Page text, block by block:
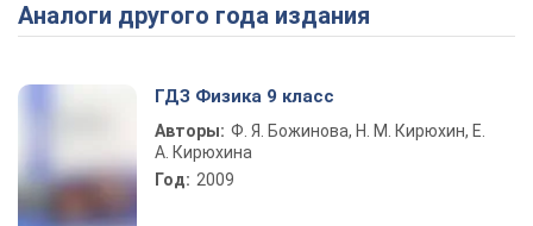
Play Video
Аналоги другого года издания
ГДЗ Физика 9 класс
Авторы: Ф. Я. Божинова, Н. М. Кирюхин, Е.
А. Кирюхина
Год: 2009